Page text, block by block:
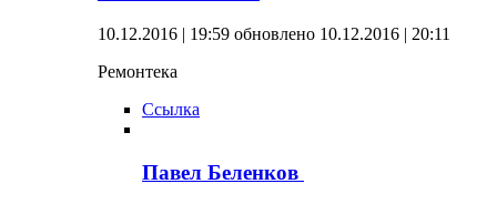
10.12.2016 | 19:59 обновлено 10.12.2016 | 20:11
Ремонтека
Ссылка
Павел Беленков